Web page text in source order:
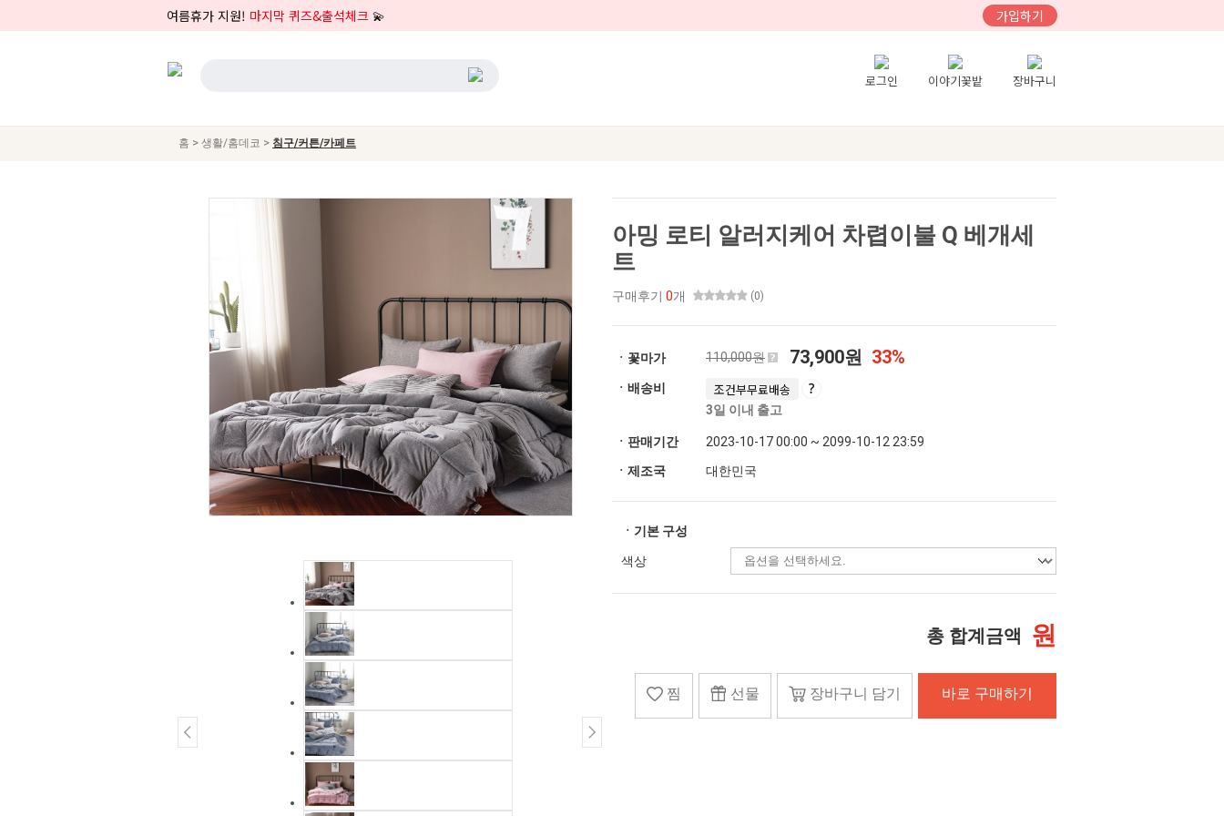
여름휴가 지원! 마지막 퀴즈&출석체크 💫 가입하기
로그인 이야기꽃밭 장바구니
홈 > 생활/홈데코 > 침구/커튼/카페트
아밍 로티 알러지케어 차렵이불 Q 베개세
트
구매후기 0개 (0)
ㆍ꽃마가 110,000원 73,900원 33%
ㆍ배송비 조건부무료배송
3일 이내 출고
ㆍ판매기간
2023-10-17 00:00 ~ 2099-10-12 23:59
ㆍ제조국
대한민국
ㆍ기본 구성
색상
총 합계금액 원
찜 선물 장바구니 담기 바로 구매하기